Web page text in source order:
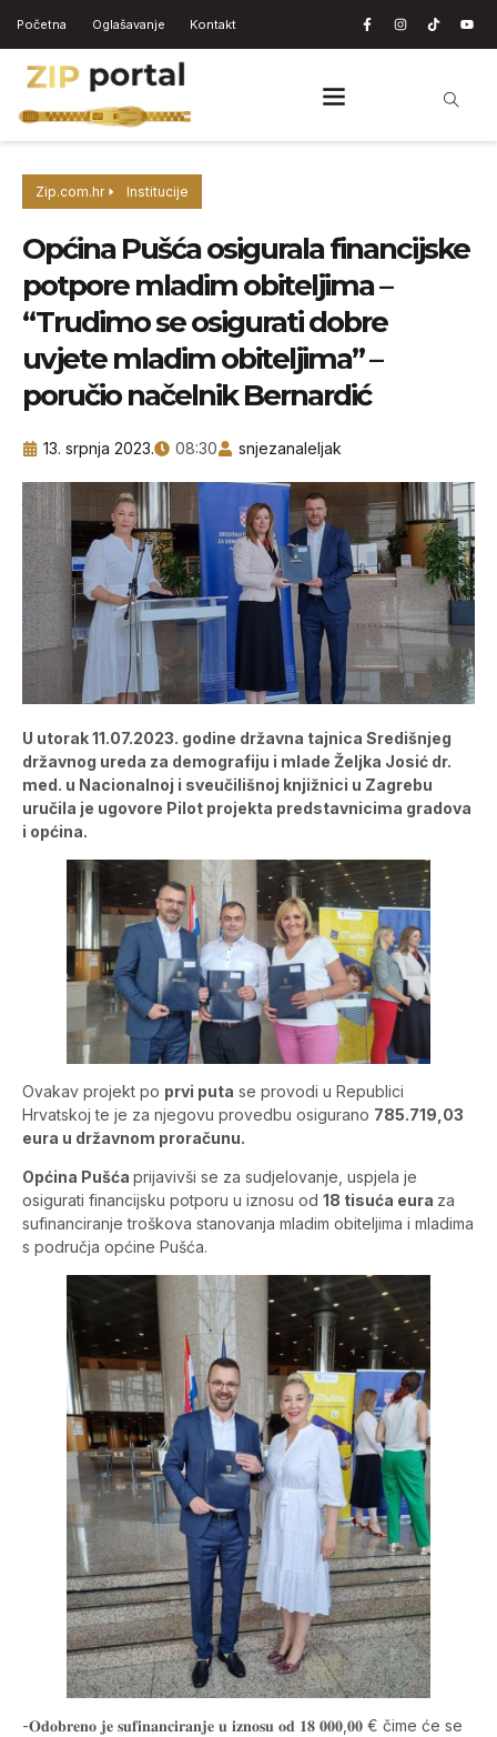
Početna Oglašavanje Kontakt
Zip.com.hr Institucije
Općina Pušća osigurala financijske
potpore mladim obiteljima –
“Trudimo se osigurati dobre
uvjete mladim obiteljima” –
poručio načelnik Bernardić
13. srpnja 2023. 08:30 snjezanaleljak
U utorak 11.07.2023. godine državna tajnica Središnjeg
državnog ureda za demografiju i mlade Željka Josić dr.
med. u Nacionalnoj i sveučilišnoj knjižnici u Zagrebu
uručila je ugovore Pilot projekta predstavnicima gradova
i općina.
Ovakav projekt po prvi puta se provodi u Republici
Hrvatskoj te je za njegovu provedbu osigurano 785.719,03
eura u državnom proračunu.
Općina Pušća prijavivši se za sudjelovanje, uspjela je
osigurati financijsku potporu u iznosu od 18 tisuća eura za
sufinanciranje troškova stanovanja mladim obiteljima i mladima
s područja općine Pušća.
-𝐎𝐝𝐨𝐛𝐫𝐞𝐧𝐨 𝐣𝐞 𝐬𝐮𝐟𝐢𝐧𝐚𝐧𝐜𝐢𝐫𝐚𝐧𝐣𝐞 𝐮 𝐢𝐳𝐧𝐨𝐬𝐮 𝐨𝐝 𝟏𝟖 𝟎𝟎𝟎,𝟎𝟎 € čime će se